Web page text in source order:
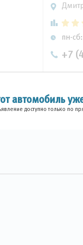
пн-
+7
автомобиль
доступно только по